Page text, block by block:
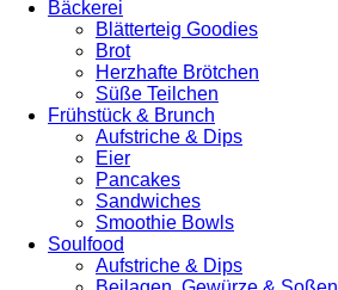
Bäckerei
Blätterteig Goodies
Brot
Herzhafte Brötchen
Süße Teilchen
Frühstück & Brunch
Aufstriche & Dips
Eier
Pancakes
Sandwiches
Smoothie Bowls
Soulfood
Aufstriche & Dips